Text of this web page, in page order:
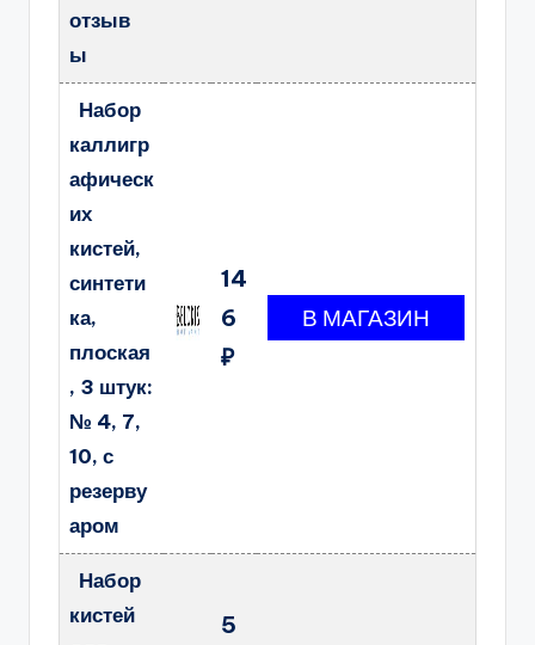
отзыв
ы
Набор
каллигр
афическ
их
кистей,
синтети
ка,
плоская
, 3 штук:
№ 4, 7,
10, с
резерву
аром
14
6
₽
Набор
кистей
5